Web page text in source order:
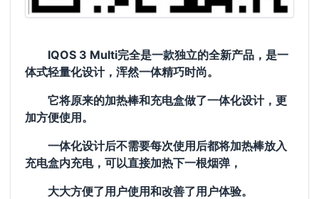
IQOS 3 Multi完全是一款独立的全新产品， 是一
体式轻量化设计，浑然一体精巧时尚。
它将原来的加热棒和充电盒做了一体化设计，更
加方便使用。
一体化设计后不需要每次使用后都将加热棒放入
充电盒内充电，可以直接加热下一根烟弹，
大大方便了用户使用和改善了用户体验。